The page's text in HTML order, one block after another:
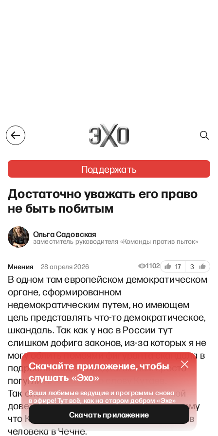
Поддержать
Достаточно уважать его право
не быть побитым
Ольга Садовская
заместитель руководителя «Команды против пыток»
Мнения 28 апреля 2026 1102 17 3
В одном там европейском демократическом
органе, сформированном
недемократическим путем, но имеющем
цель представлять что-то демократическое,
шкандаль. Так как у нас в России тут
слишком дофига законов, из-за которых я не
могу облить помоями фигуранта скандала в
подробностях, то предлагаю вам просто
погуглить новости по слову Кутаев.
Так сложилось, что Руслан Кутаев – мой
доверитель, я вела его дело в ЕСПЧ, потому
что Кутаев стал жертвой нарушений прав
человека в Чечне.
Скачайте приложение, чтобы
слушать «Эхо»
Ваши любимые ведущие и программы снова
в эфире! Тут всё, как на старом добром «Эхе»
Скачать приложение